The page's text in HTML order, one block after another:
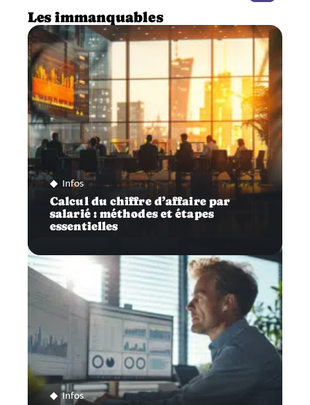
Les immanquables
Infos
Calcul du chiffre d’affaire par
salarié : méthodes et étapes
essentielles
Infos